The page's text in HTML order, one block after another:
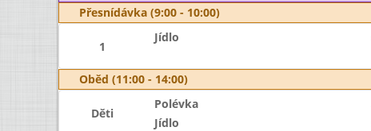
Přesnídávka (9:00 - 10:00)
1
Jídlo
Oběd (11:00 - 14:00)
Děti
Polévka
Jídlo